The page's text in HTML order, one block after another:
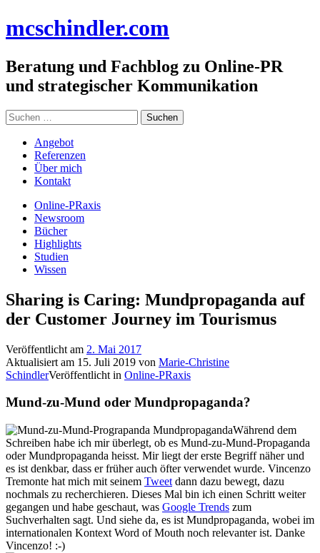
Inhalt
mcschindler.com
Beratung und Fachblog zu Online-PR
und strategischer Kommunikation
Suchen
nach:
Angebot
Referenzen
Über mich
Kontakt
Online-PRaxis
Newsroom
Bücher
Highlights
Studien
Wissen
Sharing is Caring: Mundpropaganda auf
der Customer Journey im Tourismus
Veröffentlicht am 2. Mai 2017
Aktualisiert am 15. Juli 2019 von Marie-Christine
SchindlerVeröffentlicht in Online-PRaxis
Mund-zu-Mund oder Mundpropaganda?
Während dem
Schreiben habe ich mir überlegt, ob es Mund-zu-Mund-Propaganda
oder Mundpropaganda heisst. Mir liegt der erste Begriff näher und
es ist denkbar, dass er früher auch öfter verwendet wurde. Vincenzo
Tremonte hat mich mit seinem Tweet dann dazu bewegt, dazu
nochmals zu recherchieren. Dieses Mal bin ich einen Schritt weiter
gegangen und habe geschaut, was Google Trends zum
Suchverhalten sagt. Und siehe da, es ist Mundpropaganda, wobei im
internationalen Kontext Word of Mouth noch relevanter ist. Danke
Vincenzo! :-)